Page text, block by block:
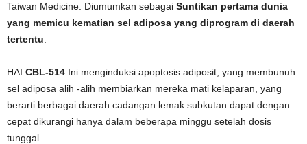
Taiwan Medicine. Diumumkan sebagai Suntikan pertama dunia
yang memicu kematian sel adiposa yang diprogram di daerah
tertentu
HAI CBL-514 Ini menginduksi apoptosis adiposit, yang membunuh
sel adiposa alih -alih membiarkan mereka mati kelaparan, yang
berarti berbagai daerah cadangan lemak subkutan dapat dengan
cepat dikurangi hanya dalam beberapa minggu setelah dosis
tunggal.